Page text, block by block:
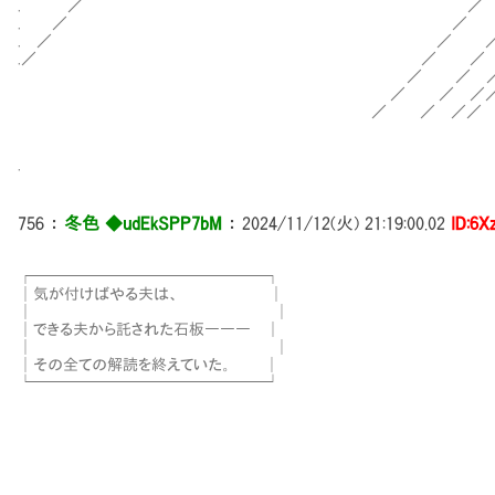
. ／ ／ ／ ／／ ／
. ／ ／ ／ ／／ ／
. ／ ／ ／ ／／ ／
.／ ／ ／ ／／
／ ／ ／／ ／
／ ／ ／／ ／
／ ／ ／／ ／
756 ： 冬色 ◆udEkSPP7bM ： 2024/11/12(火) 21:19:00.02
┌───────────────┐
│気が付けばやる夫は、 │
│できる夫から託された石板――― │
│その全ての解読を終えていた。 │
└───────────────┘